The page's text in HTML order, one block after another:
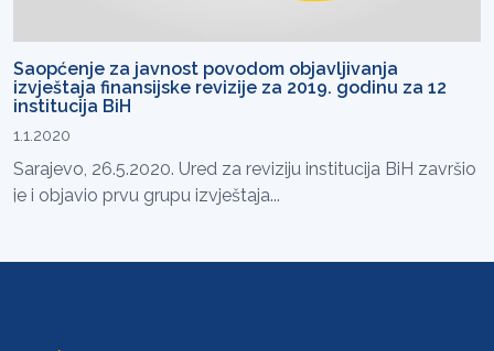
Saopćenje za javnost povodom objavljivanja
izvještaja finansijske revizije za 2019. godinu za 12
institucija BiH
1.1.2020
Sarajevo, 26.5.2020. Ured za reviziju institucija BiH završio
je i objavio prvu grupu izvještaja...